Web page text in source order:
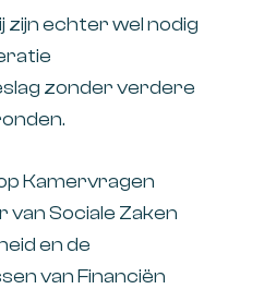
zijn echter wel nodig
zonder verdere
Kamervragen
van Sociale Zaken
en de
van Financiën